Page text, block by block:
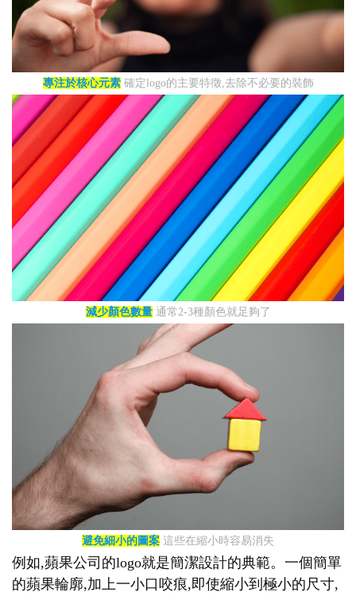
專注於核心元素確定logo的主要特徵,去除不必要的裝飾
減少顏色數量通常2-3種顏色就足夠了
避免細小的圖案 這些在縮小時容易消失
例如,蘋果公司的logo就是簡潔設計的典範。一個簡單
的蘋果輪廓,加上一小口咬痕,即使縮小到極小的尺寸,